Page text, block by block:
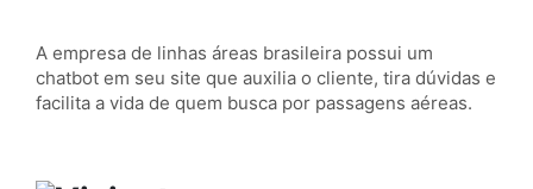
A empresa de linhas áreas brasileira possui um
chatbot em seu site que auxilia o cliente, tira dúvidas e
facilita a vida de quem busca por passagens aéreas.